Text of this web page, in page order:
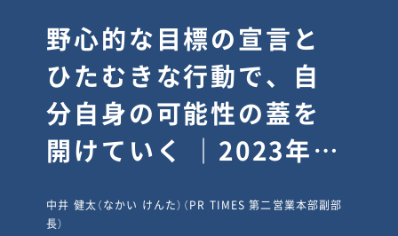
逆境では自分のスタン
スを変え“予想を裏切
り、期待を超える”【真
輔塾・前編】
山田真輔（やまだ しんすけ）（執行役員 兼 Jooto事業部
長）